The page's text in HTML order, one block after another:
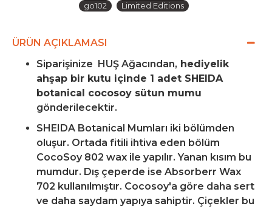
go102
Limited Editions
ÜRÜN AÇIKLAMASI
Siparişinize HUŞ Ağacından, hediyelik
ahşap bir kutu içinde 1 adet SHEIDA
botanical cocosoy sütun mumu
gönderilecektir.
SHEIDA Botanical Mumları iki bölümden
oluşur. Ortada fitili ihtiva eden bölüm
CocoSoy 802 wax ile yapılır. Yanan kısım bu
mumdur. Dış çeperde ise Absorberr Wax
702 kullanılmıştır. Cocosoy'a göre daha sert
ve daha saydam yapıya sahiptir. Çiçekler bu